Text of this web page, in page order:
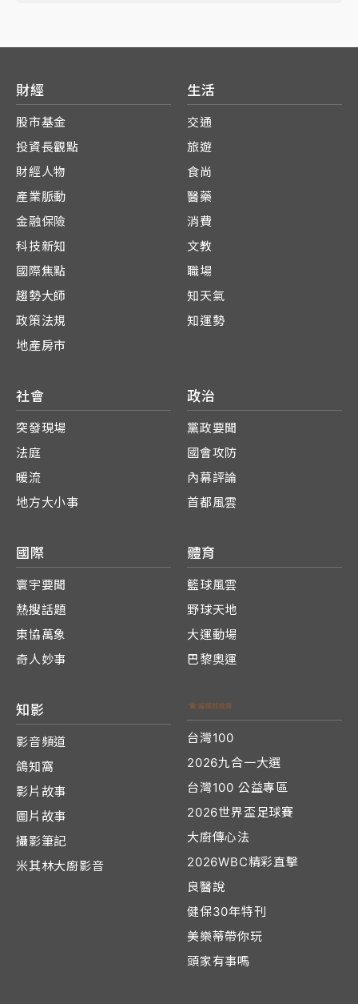
財經
股市基金
投資長觀點
財經人物
產業脈動
金融保險
科技新知
國際焦點
趨勢大師
政策法規
地產房市
生活
交通
旅遊
食尚
醫藥
消費
文教
職場
知天氣
知運勢
社會
突發現場
法庭
暖流
地方大小事
政治
黨政要聞
國會攻防
內幕評論
首都風雲
國際
寰宇要聞
熱搜話題
東協萬象
奇人妙事
體育
籃球風雲
野球天地
大運動場
巴黎奧運
知影
影音頻道
鴿知窩
影片故事
圖片故事
攝影筆記
米其林大廚影音
台灣100
2026九合一大選
台灣100 公益專區
2026世界盃足球賽
大廚傳心法
2026WBC精彩直擊
良醫說
健保30年特刊
美樂蒂帶你玩
頭家有事嗎